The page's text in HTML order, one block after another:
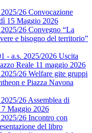
26 Convocazione
15 Maggio 2026
26 Convegno “La
e bisogno del territorio”
a.s. 2025/2026 Uscita
Reale 11 maggio 2026
26 Welfare gite gruppi
e Piazza Navona
26 Assemblea di
Maggio 2026
26 Incontro con
del libro